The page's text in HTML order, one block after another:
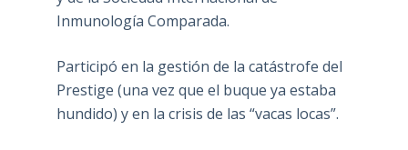
Inmunología Comparada.
Participó en la gestión de la catástrofe del
Prestige (una vez que el buque ya estaba
hundido) y en la crisis de las “vacas locas”.